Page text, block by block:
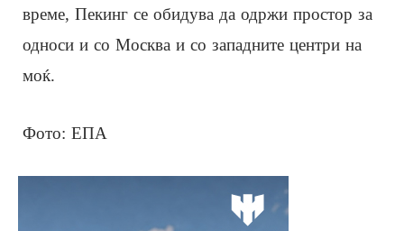
време, Пекинг се обидува да одржи простор за
односи и со Москва и со западните центри на
моќ.
Фото: ЕПА